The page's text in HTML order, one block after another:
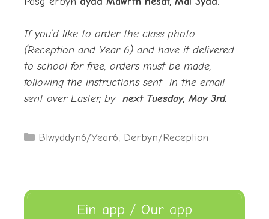
If you’d like to order the class photo
(Reception and Year 6) and have it delivered
to school for free, orders must be made,
following the instructions sent in the email
sent over Easter, by next Tuesday, May 3rd.
Categories
Blwyddyn6/Year6, Derbyn/Reception
Ein app / Our app